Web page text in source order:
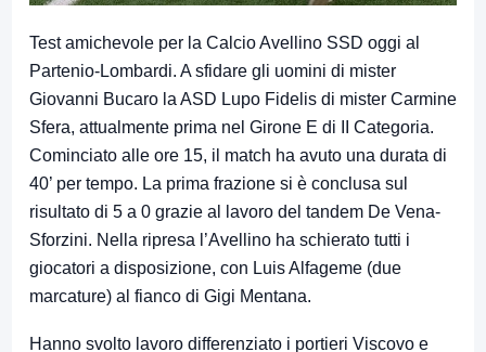
Test amichevole per la Calcio Avellino SSD oggi al
Partenio-Lombardi. A sfidare gli uomini di mister
Giovanni Bucaro la ASD Lupo Fidelis di mister Carmine
Sfera, attualmente prima nel Girone E di II Categoria.
Cominciato alle ore 15, il match ha avuto una durata di
40’ per tempo. La prima frazione si è conclusa sul
risultato di 5 a 0 grazie al lavoro del tandem De Vena-
Sforzini. Nella ripresa l’Avellino ha schierato tutti i
giocatori a disposizione, con Luis Alfageme (due
marcature) al fianco di Gigi Mentana.
Hanno svolto lavoro differenziato i portieri Viscovo e